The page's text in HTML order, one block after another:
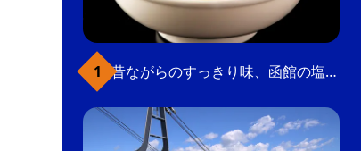
昔ながらのすっきり味、函館の塩ラーメン